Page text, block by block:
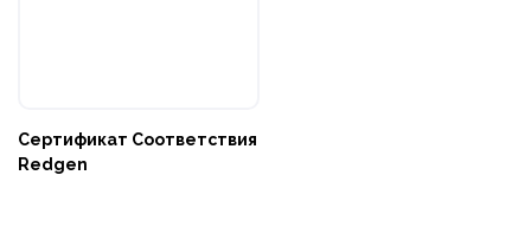
Сертификат Соответствия
Redgen